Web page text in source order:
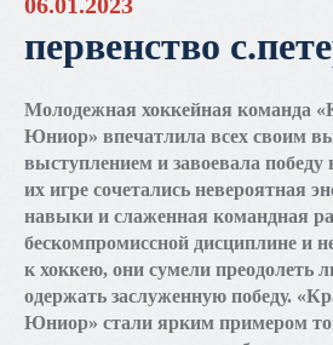
первенство
Молодежная хоккейная команда
Юниор» впечатлила всех своим
выступлением и завоевала победу
их игре сочетались невероятная
навыки и слаженная командная
бескомпромиссной дисциплине и
к хоккею, они сумели преодолеть
одержать заслуженную победу.
Юниор» стали ярким примером